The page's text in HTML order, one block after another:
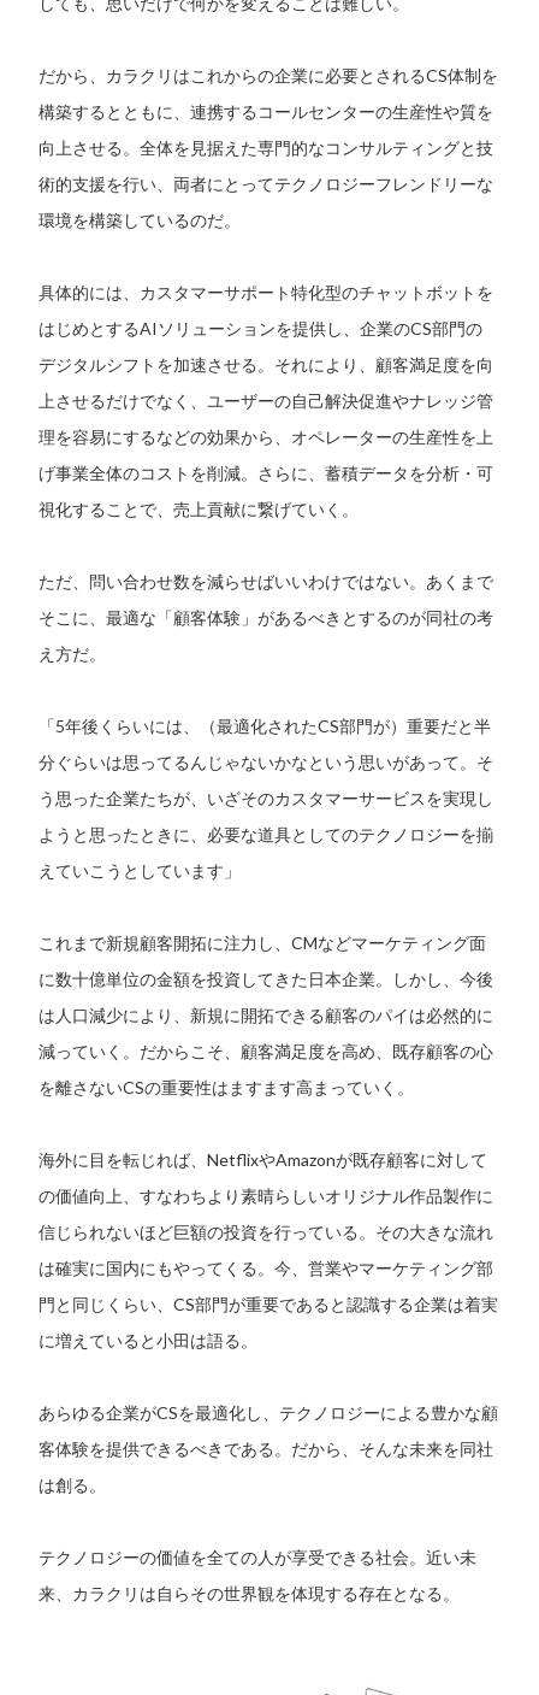
だから、カラクリはこれからの企業に必要とされるCS体制を
構築するとともに、連携するコールセンターの生産性や質を
向上させる。全体を見据えた専門的なコンサルティングと技
術的支援を行い、両者にとってテクノロジーフレンドリーな
環境を構築しているのだ。
具体的には、カスタマーサポート特化型のチャットボットを
はじめとするAIソリューションを提供し、企業のCS部門の
デジタルシフトを加速させる。それにより、顧客満足度を向
上させるだけでなく、ユーザーの自己解決促進やナレッジ管
理を容易にするなどの効果から、オペレーターの生産性を上
げ事業全体のコストを削減。さらに、蓄積データを分析・可
視化することで、売上貢献に繋げていく。
ただ、問い合わせ数を減らせばいいわけではない。あくまで
そこに、最適な「顧客体験」があるべきとするのが同社の考
え方だ。
「5年後くらいには、（最適化されたCS部門が）重要だと半
分ぐらいは思ってるんじゃないかなという思いがあって。そ
う思った企業たちが、いざそのカスタマーサービスを実現し
ようと思ったときに、必要な道具としてのテクノロジーを揃
えていこうとしています」
これまで新規顧客開拓に注力し、CMなどマーケティング面
に数十億単位の金額を投資してきた日本企業。しかし、今後
は人口減少により、新規に開拓できる顧客のパイは必然的に
減っていく。だからこそ、顧客満足度を高め、既存顧客の心
を離さないCSの重要性はますます高まっていく。
海外に目を転じれば、NetflixやAmazonが既存顧客に対して
の価値向上、すなわちより素晴らしいオリジナル作品製作に
信じられないほど巨額の投資を行っている。その大きな流れ
は確実に国内にもやってくる。今、営業やマーケティング部
門と同じくらい、CS部門が重要であると認識する企業は着実
に増えていると小田は語る。
あらゆる企業がCSを最適化し、テクノロジーによる豊かな顧
客体験を提供できるべきである。だから、そんな未来を同社
は創る。
テクノロジーの価値を全ての人が享受できる社会。近い未
来、カラクリは自らその世界観を体現する存在となる。